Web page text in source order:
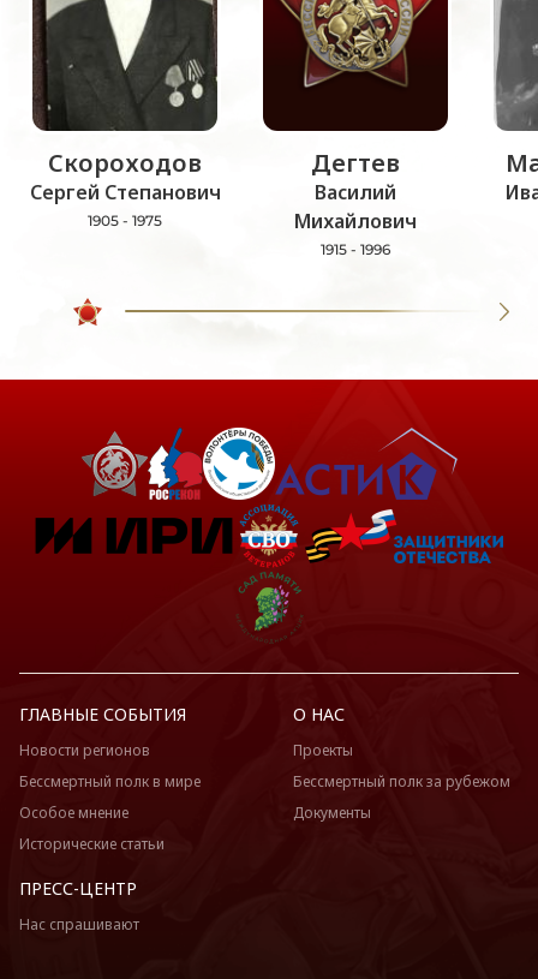
Скороходов
Сергей Степанович
1905 - 1975
Дегтев
Василий
Михайлович
1915 - 1996
ГЛАВНЫЕ СОБЫТИЯ
Новости регионов
Бессмертный полк в мире
Особое мнение
Исторические статьи
О НАС
Проекты
Бессмертный полк за рубежом
Документы
ПРЕСС-ЦЕНТР
Нас спрашивают